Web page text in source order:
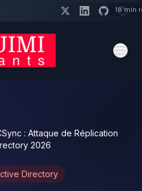
: Attaque de Réplication
2026
Directory
18 min